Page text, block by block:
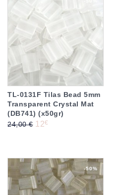
TL-0131F Tilas Bead 5mm
Transparent Crystal Mat
(DB741) (x50gr)
Prix de base
24,00 € Prix
12€
-50%